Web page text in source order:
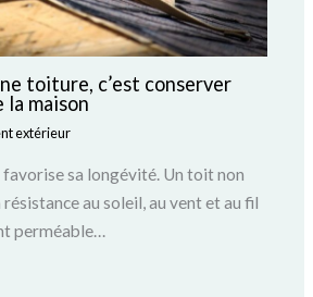
toiture, c’est conserver
la maison
extérieur
favorise sa longévité. Un toit non
au soleil, au vent et au fil
perméable…